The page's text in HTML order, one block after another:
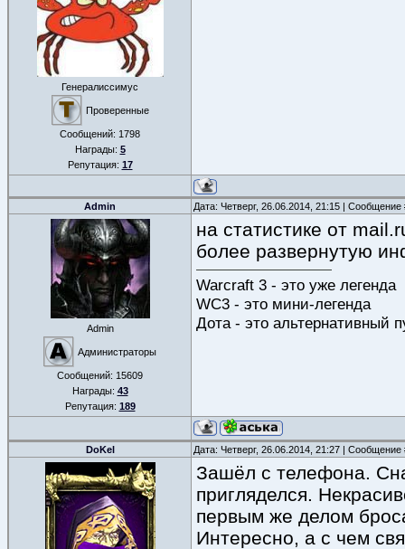
Генералиссимус
Проверенные
Сообщений: 1798
Награды: 5
Репутация: 17
Admin Дата: Четверг, 26.06.2014, 21:15 |
Admin
Администраторы
Сообщений: 15609
Награды: 43
Репутация: 189
на статистике от
более развернутую
Warcraft 3 - это уже легенда
WC3 - это мини-легенда
Дота - это альтернативный
DoKel Дата: Четверг, 26.06.2014, 21:27 |
Зашёл с телефона.
пригляделся.
первым же делом
Интересно, а с чем